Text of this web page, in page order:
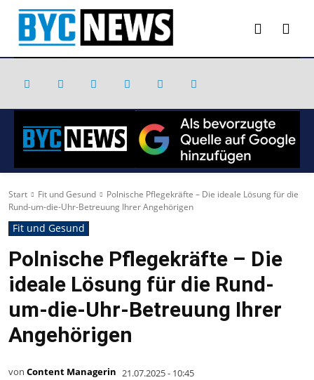
Start Fit und Gesund
Polnische Pflegekräfte – Die ideale Lösung für die
Rund-um-die-Uhr-Betreuung Ihrer Angehörigen
Fit und Gesund
Polnische Pflegekräfte – Die
ideale Lösung für die Rund-
um-die-Uhr-Betreuung Ihrer
Angehörigen
von Content Managerin 21.07.2025 - 10:45